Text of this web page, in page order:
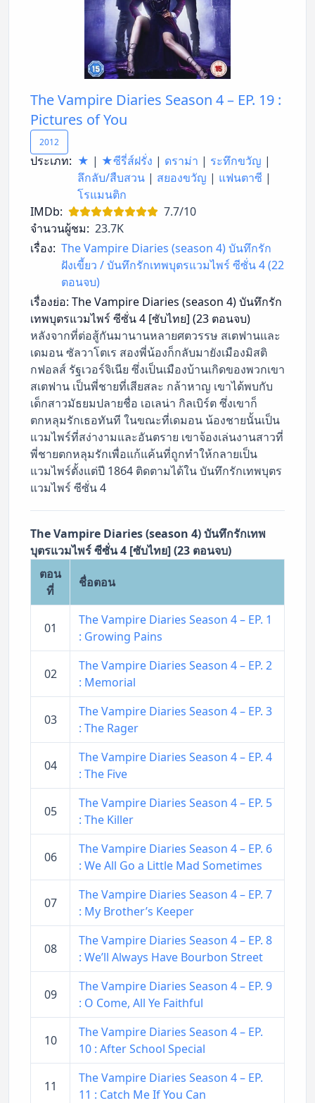
The Vampire Diaries Season 4 – EP. 19 :
Pictures of You
2012
ประเภท: ★ | ★ซีรี่ส์ฝรั่ง | ดราม่า | ระทึกขวัญ |
ลึกลับ/สืบสวน | สยองขวัญ | แฟนตาซี |
โรแมนติก
IMDb:
7.7/10
จำนวนผู้ชม: 23.7K
เรื่อง: The Vampire Diaries (season 4) บันทึกรัก
ฝังเขี้ยว / บันทึกรักเทพบุตรแวมไพร์ ซีซั่น 4 (22
ตอนจบ)
เรื่องย่อ: The Vampire Diaries (season 4) บันทึกรัก
เทพบุตรแวมไพร์ ซีซั่น 4 [ซับไทย] (23 ตอนจบ)
หลังจากที่ต่อสู้กันมานานหลายศตวรรษ สเตฟานและ
เดมอน ซัลวาโตเร สองพี่น้องก็กลับมายังเมืองมิสติ
กฟอลส์ รัฐเวอร์จิเนีย ซึ่งเป็นเมืองบ้านเกิดของพวกเขา
สเตฟาน เป็นพี่ชายที่เสียสละ กล้าหาญ เขาได้พบกับ
เด็กสาวมัธยมปลายชื่อ เอเลน่า กิลเบิร์ต ซึ่งเขาก็
ตกหลุมรักเธอทันที ในขณะที่เดมอน น้องชายนั้นเป็น
แวมไพร์ที่สง่างามและอันตราย เขาจ้องเล่นงานสาวที่
พี่ชายตกหลุมรักเพื่อแก้แค้นที่ถูกทำให้กลายเป็น
แวมไพร์ตั้งแต่ปี 1864 ติดตามได้ใน บันทึกรักเทพบุตร
แวมไพร์ ซีซั่น 4
The Vampire Diaries (season 4) บันทึกรักเทพ
บุตรแวมไพร์ ซีซั่น 4 [ซับไทย] (23 ตอนจบ)
ตอน
ที่
ชื่อตอน
01
The Vampire Diaries Season 4 – EP. 1
: Growing Pains
02
The Vampire Diaries Season 4 – EP. 2
: Memorial
03
The Vampire Diaries Season 4 – EP. 3
: The Rager
04
The Vampire Diaries Season 4 – EP. 4
: The Five
05
The Vampire Diaries Season 4 – EP. 5
: The Killer
06
The Vampire Diaries Season 4 – EP. 6
: We All Go a Little Mad Sometimes
07
The Vampire Diaries Season 4 – EP. 7
: My Brother’s Keeper
08
The Vampire Diaries Season 4 – EP. 8
: We’ll Always Have Bourbon Street
09
The Vampire Diaries Season 4 – EP. 9
: O Come, All Ye Faithful
10
The Vampire Diaries Season 4 – EP.
10 : After School Special
11
The Vampire Diaries Season 4 – EP.
11 : Catch Me If You Can